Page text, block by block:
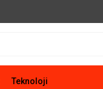
Teknoloji